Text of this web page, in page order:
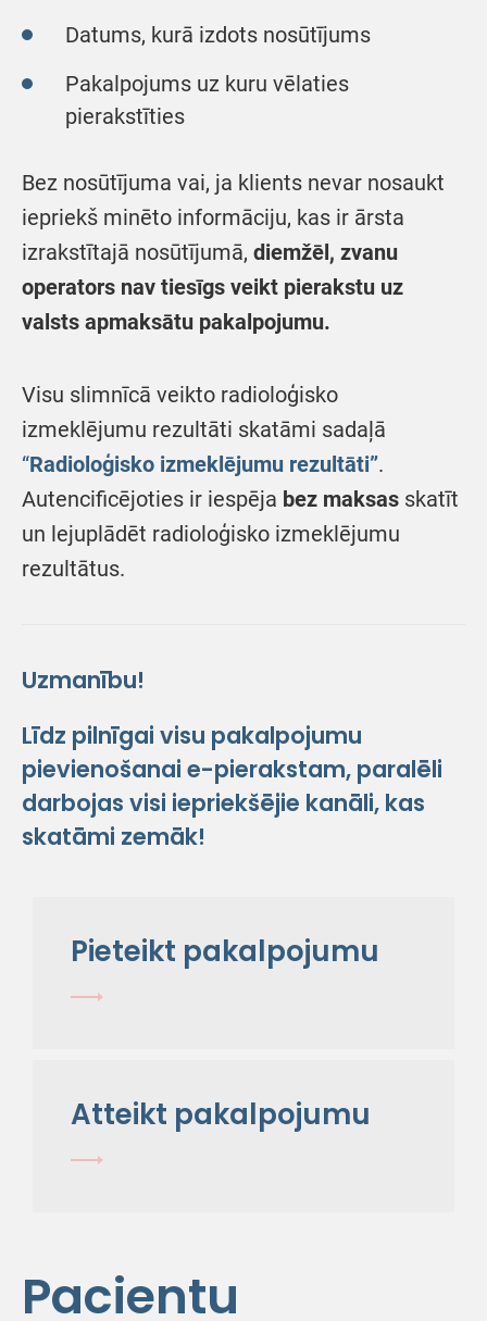
Datums, kurā izdots nosūtījums
Pakalpojums uz kuru vēlaties
pierakstīties
Bez nosūtījuma vai, ja klients nevar nosaukt
iepriekš minēto informāciju, kas ir ārsta
izrakstītajā nosūtījumā, diemžēl, zvanu
operators nav tiesīgs veikt pierakstu uz
valsts apmaksātu pakalpojumu.
Visu slimnīcā veikto radioloģisko
izmeklējumu rezultāti skatāmi sadaļā
“Radioloģisko izmeklējumu rezultāti”.
Autencificējoties ir iespēja bez maksas skatīt
un lejuplādēt radioloģisko izmeklējumu
rezultātus.
Uzmanību!
Līdz pilnīgai visu pakalpojumu
pievienošanai e-pierakstam, paralēli
darbojas visi iepriekšējie kanāli, kas
skatāmi zemāk!
Pieteikt pakalpojumu
Atteikt pakalpojumu
Pacientu